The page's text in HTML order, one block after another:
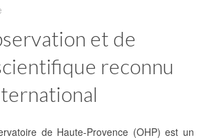
et de
reconnu
de Haute-Provence (OHP) est un